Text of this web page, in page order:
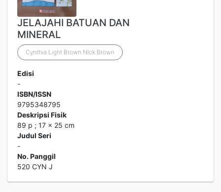
JELAJAHI BATUAN DAN
MINERAL
Cynthia Light Brown NIck Brown
Edisi
-
ISBN/ISSN
9795348795
Deskripsi Fisik
89 p ; 17 x 25 cm
Judul Seri
-
No. Panggil
520 CYN J